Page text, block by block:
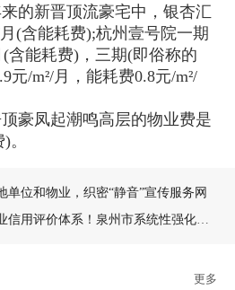
新晋顶流豪宅中，银杏汇
(含能耗费);杭州壹号院一期
(含能耗费)，三期(即俗称的
元/m²/月，能耗费0.8元/m²/
凤起潮鸣高层的物业费是
单位和物业，织密“静音”宣传服务网
价体系！泉州市系统性强化小区电梯安全管理
更多